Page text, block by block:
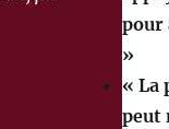
pour
»
« La
peut